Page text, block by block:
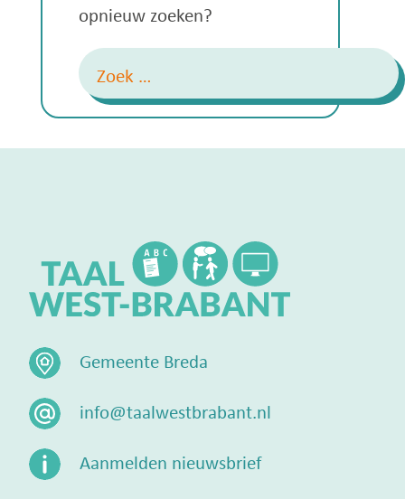
opnieuw zoeken?
Zoeken
Gemeente Breda
info@taalwestbrabant.nl
Aanmelden nieuwsbrief